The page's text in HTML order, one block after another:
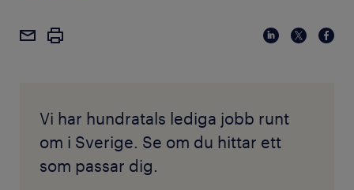
Vi har hundratals lediga jobb runt
om i Sverige. Se om du hittar ett
som passar dig.